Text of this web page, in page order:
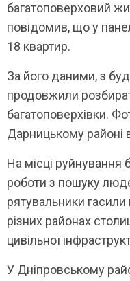
багатоповерховий
повідомив, що у
18 квартир.
За його даними, з
продовжили
багатоповерхівки.
Дарницькому районі
На місці руйнування
роботи з пошуку
рятувальники
різних районах
цивільної
У Дніпровському